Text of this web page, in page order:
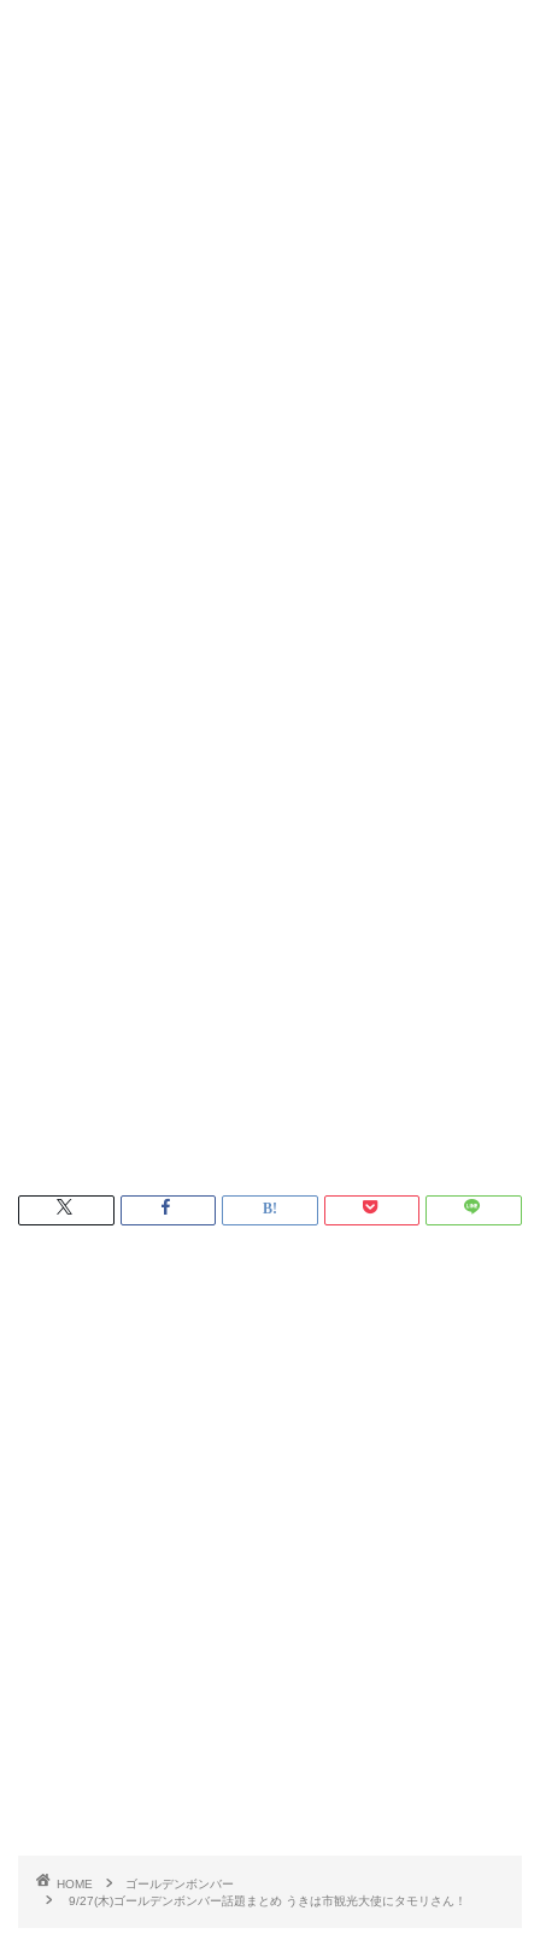
HOME
ゴールデンボンバー
9/27(木)ゴールデンボンバー話題まとめ うきは市観光大使にタモリさん！